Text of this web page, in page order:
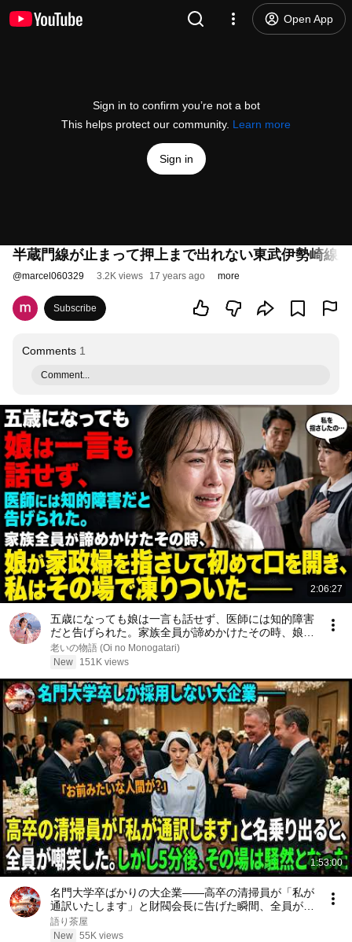
Open App
Sign in to confirm you’re not a bot
This helps protect our community. Learn more
Sign in
半蔵門線が止まって押上まで出れない東武伊勢崎線
@marcel060329 3.2K views 17 years ago more
Subscribe
Comments 1
Comment...
2:06:27
五歳になっても娘は一言も話せず、医師には知的障害
だと告げられた。家族全員が諦めかけたその時、娘が
家政婦を指さして初めて口を開き、私はその場で凍り
ついた――
老いの物語 (Oi no Monogatari)
New
151K views
1:53:00
名門大学卒ばかりの大企業――高卒の清掃員が「私が
通訳いたします」と財閥会長に告げた瞬間、全員が嘲
笑した。しかし5分後、その場は静まり返った。#動
エピソード#老後の物語 #家族の物語
語り茶屋
New 55K views